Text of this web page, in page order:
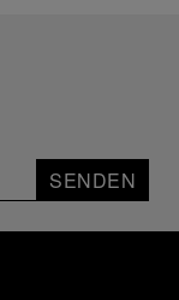
SENDEN